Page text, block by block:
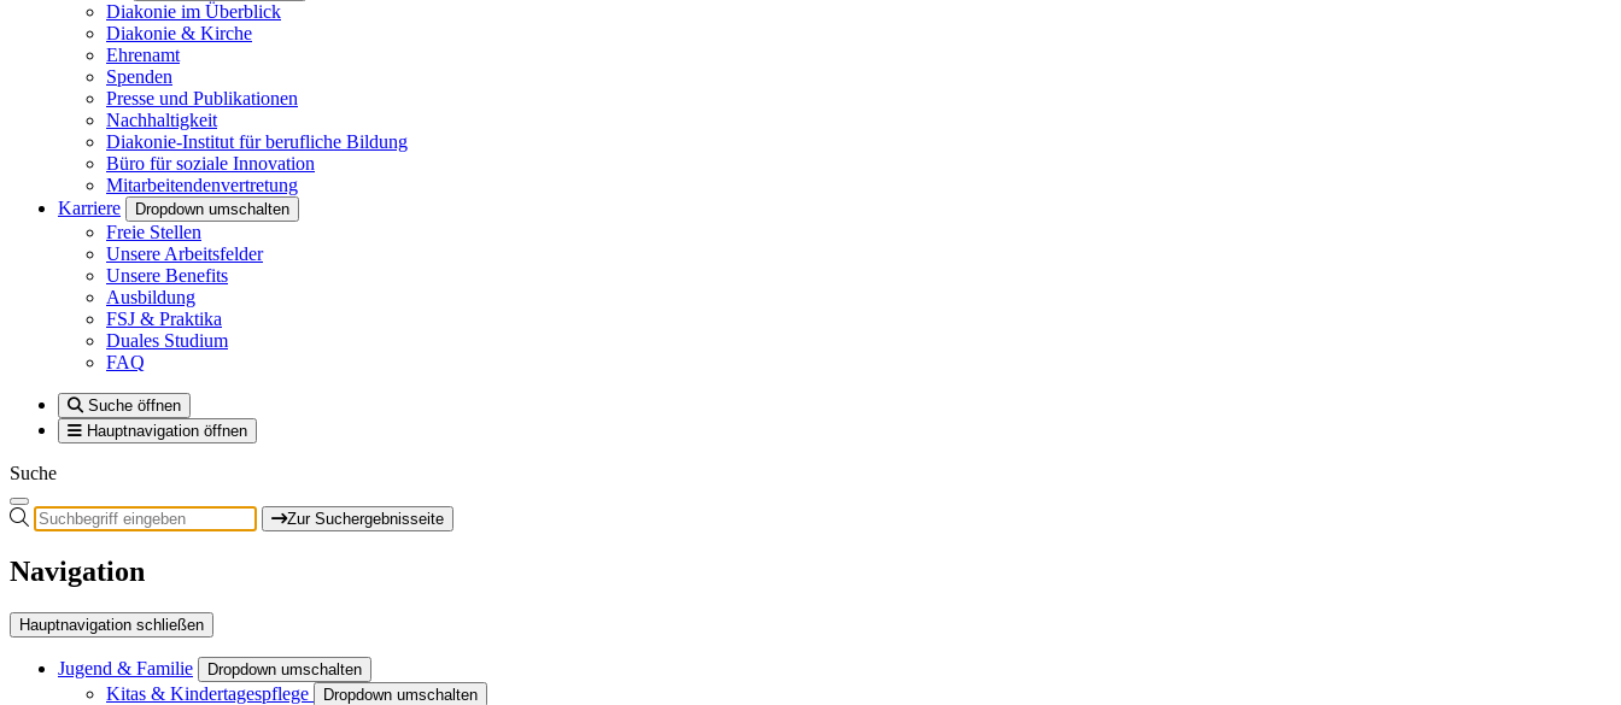
Diakonie im Überblick
Diakonie & Kirche
Ehrenamt
Spenden
Presse und Publikationen
Nachhaltigkeit
Diakonie-Institut für berufliche Bildung
Büro für soziale Innovation
Mitarbeitendenvertretung
Karriere
Dropdown umschalten
Freie Stellen
Unsere Arbeitsfelder
Unsere Benefits
Ausbildung
FSJ & Praktika
Duales Studium
FAQ
Suche öffnen
Hauptnavigation öffnen
Suche
Zur Suchergebnisseite
Navigation
Hauptnavigation schließen
Jugend & Familie Dropdown umschalten
Kitas & Kindertagespflege Dropdown umschalten